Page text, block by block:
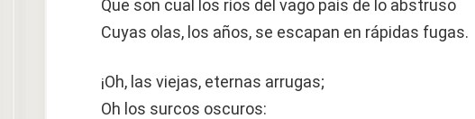
Que son cual los ríos del vago país de lo abstruso
Cuyas olas, los años, se escapan en rápidas fugas.
¡Oh, las viejas, eternas arrugas;
Oh los surcos oscuros: